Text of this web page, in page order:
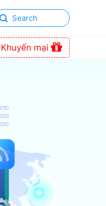
Khuyến mại